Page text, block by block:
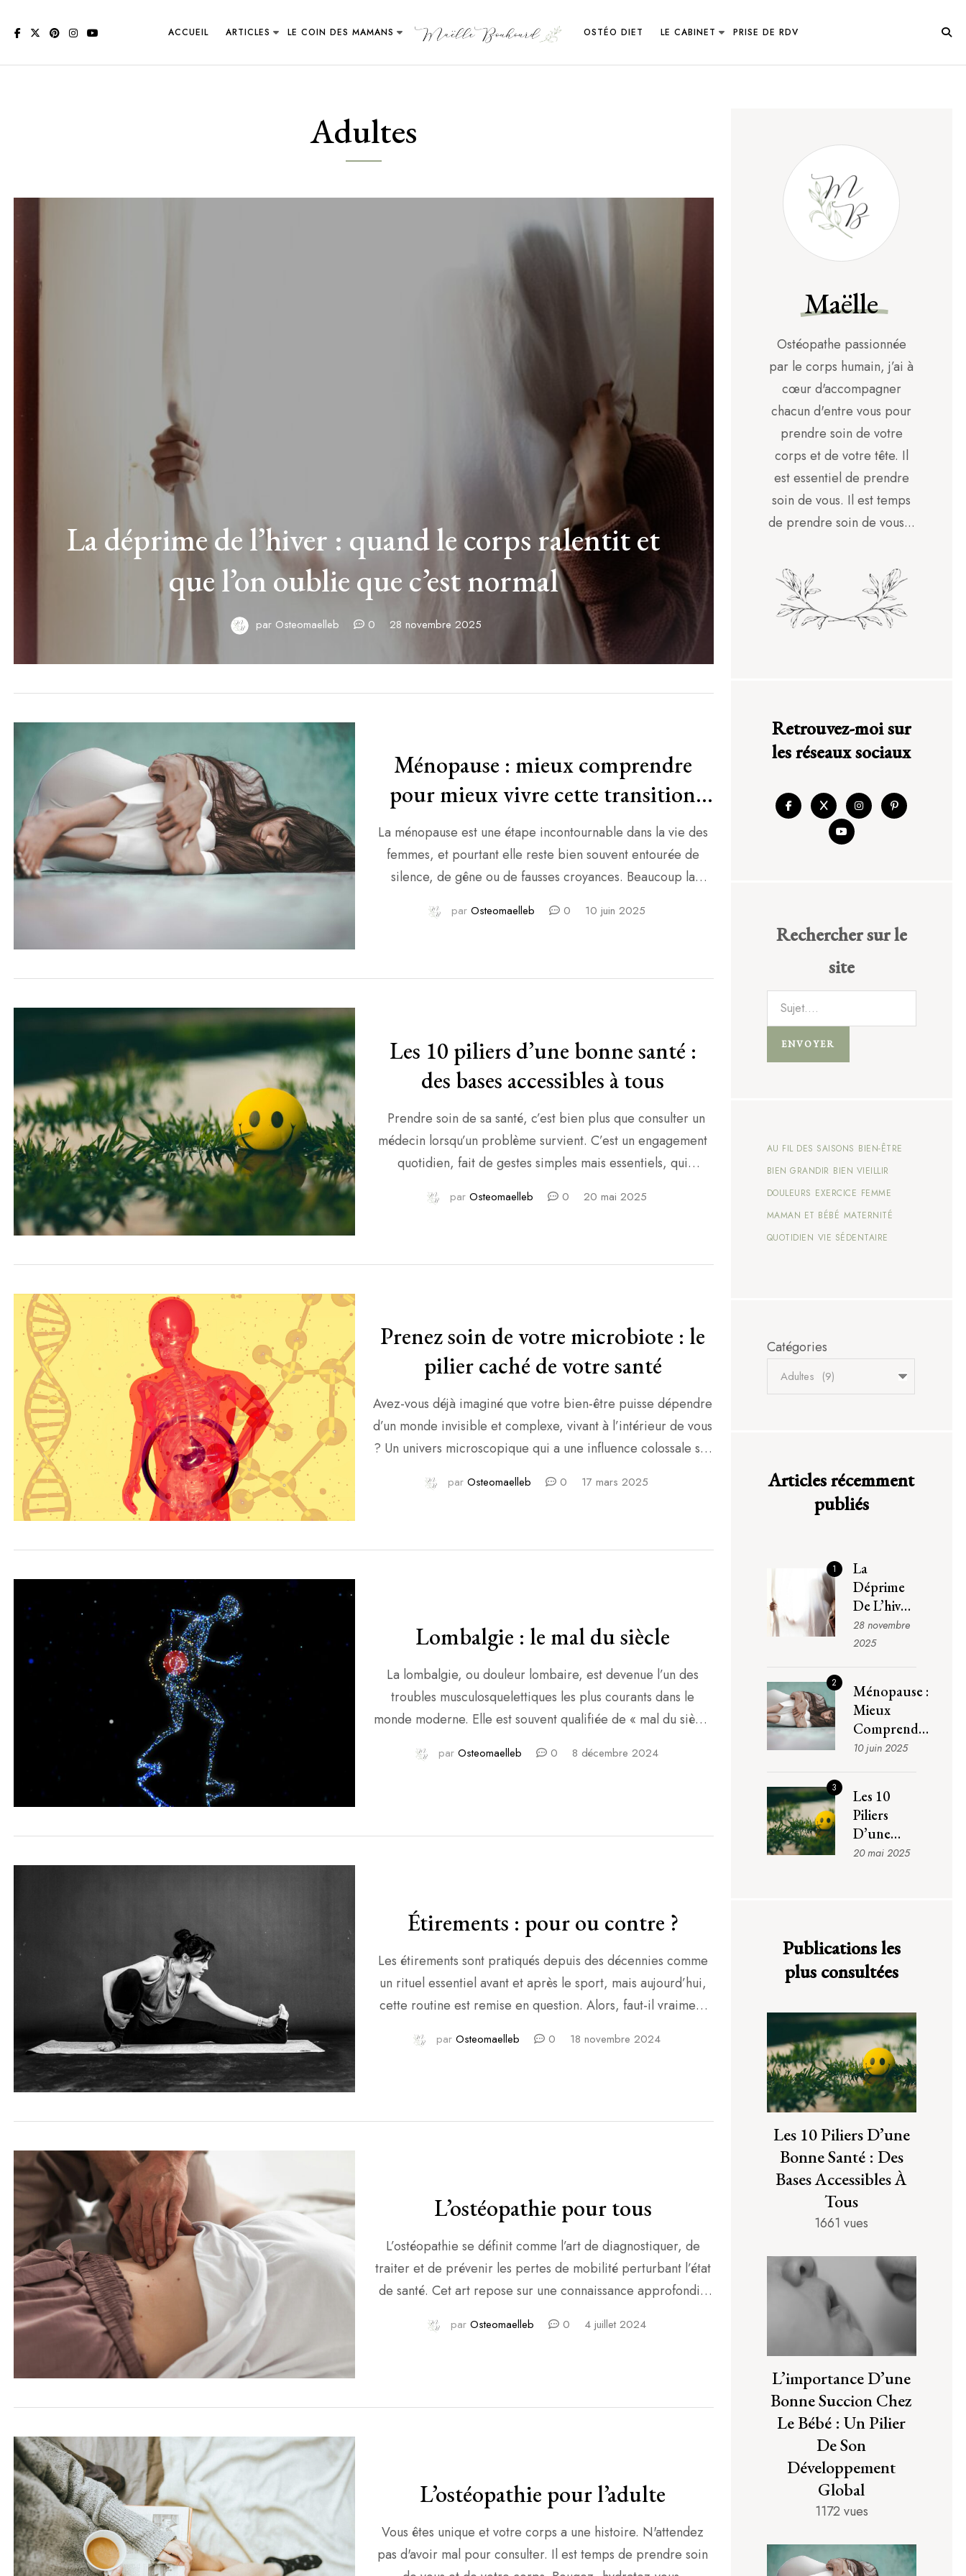
ACCUEIL ARTICLES LE COIN DES MAMANS OSTÉO DIET LE CABINET PRISE DE RDV
Adultes
La déprime de l’hiver : quand le corps ralentit et
que l’on oublie que c’est normal
par Osteomaelleb 0 28 novembre 2025
Ménopause : mieux comprendre
pour mieux vivre cette transition
naturelle
La ménopause est une étape incontournable dans la vie des
femmes, et pourtant elle reste bien souvent entourée de
silence, de gêne ou de fausses croyances. Beaucoup la
trop savoir ce qui leur arrive. En tant qu’ostéopathe, je
par Osteomaelleb 0 10 juin 2025
Les 10 piliers d’une bonne santé :
des bases accessibles à tous
Prendre soin de sa santé, c’est bien plus que consulter un
médecin lorsqu’un problème survient. C’est un engagement
quotidien, fait de gestes simples mais essentiels, qui
Ce n’est pas une question de perfection ni de tout changer
par Osteomaelleb 0 20 mai 2025
Prenez soin de votre microbiote : le
pilier caché de votre santé
Avez-vous déjà imaginé que votre bien-être puisse dépendre
d’un monde invisible et complexe, vivant à l’intérieur de vous
? Un univers microscopique qui a une influence colossale sur
qu’un simple « ensemble de bactéries », il est un acteur
parOsteomaelleb 0 17 mars 2025
Lombalgie : le mal du siècle
La lombalgie, ou douleur lombaire, est devenue l’un des
troubles musculosquelettiques les plus courants dans le
monde moderne. Elle est souvent qualifiée de « mal du siècle
fréquent. Au-delà des personnes qui passent de longues
par Osteomaelleb 0 8 décembre 2024
Étirements : pour ou contre ?
Les étirements sont pratiqués depuis des décennies comme
un rituel essentiel avant et après le sport, mais aujourd’hui,
cette routine est remise en question. Alors, faut-il vraiment
pour mieux comprendre si les étirements sont adaptés à vos
par Osteomaelleb 0 18 novembre 2024
L’ostéopathie pour tous
L’ostéopathie se définit comme l’art de diagnostiquer, de
traiter et de prévenir les pertes de mobilité perturbant l’état
de santé. Cet art repose sur une connaissance approfondie
par Osteomaelleb 0 4 juillet 2024
L’ostéopathie pour l’adulte
Vous êtes unique et votre corps a une histoire. N'attendez
pas d'avoir mal pour consulter. Il est temps de prendre soin
Maëlle
Ostéopathe passionnée
par le corps humain, j’ai à
cœur d'accompagner
chacun d'entre vous pour
prendre soin de votre
corps et de votre tête. Il
est essentiel de prendre
soin de vous. Il est temps
de prendre soin de vous...
Retrouvez-moi sur
les réseaux sociaux
Rechercher sur le
site
ENVOYER
AU FIL DES SAISONS BIEN-ÊTRE
BIEN GRANDIR BIEN VIEILLIR
DOULEURS EXERCICE FEMME
MAMAN ET BÉBÉ MATERNITÉ
QUOTIDIEN VIE SÉDENTAIRE
Catégories
Articles récemment
publiés
1
La
Déprime
De L’hiver
: Quand
Le Corps
L’on
Oublie
Que C’est
Normal
28 novembre
2025
2
Ménopause :
Mieux
Comprendre
Pour Mieux
Naturelle
10 juin 2025
3
Les 10
Piliers
D’une
Bonne
20 mai 2025
Publications les
plus consultées
Les 10 Piliers D’une
Bonne Santé : Des
Bases Accessibles À
Tous
1661 vues
L’importance D’une
Bonne Succion Chez
Le Bébé : Un Pilier
De Son
Développement
Global
1172 vues